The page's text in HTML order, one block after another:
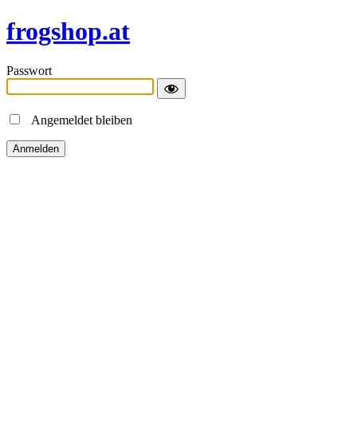
frogshop.at
Passwort
Angemeldet bleiben